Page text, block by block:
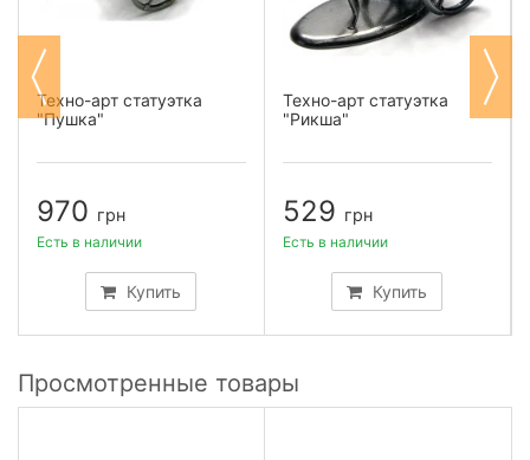
Техно-арт статуэтка
"Пушка"
970 грн
Купить
Есть в наличии
Техно-арт статуэтка
"Рикша"
529 грн
Купить
Есть в наличии
Просмотренные товары